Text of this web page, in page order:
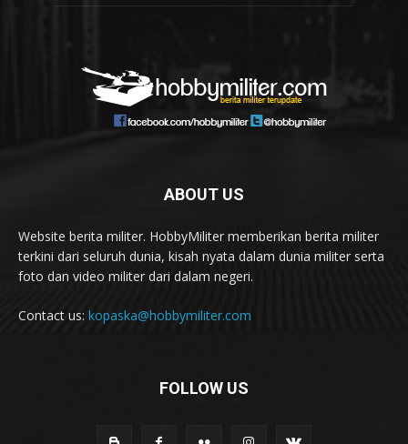
ABOUT US
Website berita militer. HobbyMiliter memberikan berita militer
terkini dari seluruh dunia, kisah nyata dalam dunia militer serta
foto dan video militer dari dalam negeri.
Contact us: kopaska@hobbymiliter.com
FOLLOW US